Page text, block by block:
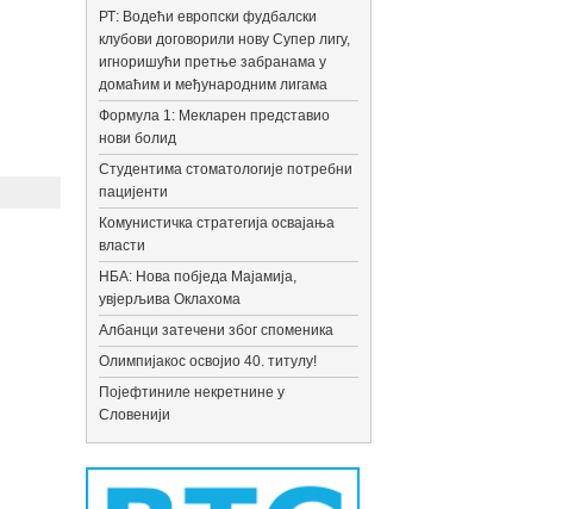
РТ: Водећи европски фудбалски
клубови договорили нову Супер лигу,
игноришући претње забранама у
домаћим и међународним лигама
Формула 1: Мекларен представио
нови болид
Студентима стоматологије потребни
пацијенти
Комунистичка стратегија освајања
власти
НБА: Нова побједа Мајамија,
увјерљива Оклахома
Албанци затечени због споменика
Олимпијакос освојио 40. титулу!
Појефтиниле некретнине у
Словенији